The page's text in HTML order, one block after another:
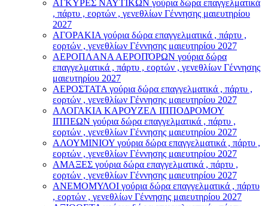
ΑΓΚΥΡΕΣ ΝΑΥΤΙΚΩΝ γούρια δώρα επαγγελματικά
, πάρτυ , εορτών , γενεθλίων Γέννησης μαιευτηρίου
2027
ΑΓΟΡΑΚΙΑ γούρια δώρα επαγγελματικά , πάρτυ ,
εορτών , γενεθλίων Γέννησης μαιευτηρίου 2027
ΑΕΡΟΠΛΑΝΑ ΑΕΡΟΠΌΡΩΝ γούρια δώρα
επαγγελματικά , πάρτυ , εορτών , γενεθλίων Γέννησης
μαιευτηρίου 2027
ΑΕΡΟΣΤΑΤΑ γούρια δώρα επαγγελματικά , πάρτυ ,
εορτών , γενεθλίων Γέννησης μαιευτηρίου 2027
ΑΛΟΓΑΚΙΑ ΚΑΡΟΥΖΕΛ ΙΠΠΟΔΡΟΜΟΥ
ΙΠΠΕΩΝ γούρια δώρα επαγγελματικά , πάρτυ ,
εορτών , γενεθλίων Γέννησης μαιευτηρίου 2027
ΑΛΟΥΜΙΝΙΟΥ γούρια δώρα επαγγελματικά , πάρτυ ,
εορτών , γενεθλίων Γέννησης μαιευτηρίου 2027
ΑΜΑΞΕΣ γούρια δώρα επαγγελματικά , πάρτυ ,
εορτών , γενεθλίων Γέννησης μαιευτηρίου 2027
ΑΝΕΜΟΜΥΛΟI γούρια δώρα επαγγελματικά , πάρτυ
, εορτών , γενεθλίων Γέννησης μαιευτηρίου 2027